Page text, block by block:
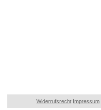
Widerrufsrecht Impressum